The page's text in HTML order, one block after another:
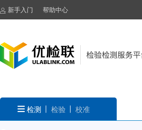
新手入门 帮助中心
检测 检验 校准